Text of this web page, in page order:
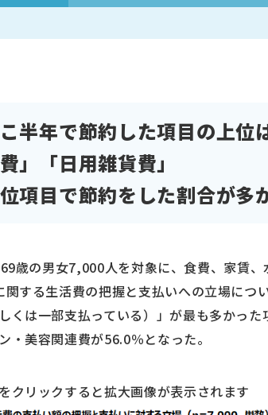
半年で節約した項目の上
」「日用雑貨費」
項目で節約をした割合が
歳の男女7,000人を対象に、食費、家賃
関する生活費の把握と支払いへの立場につ
くは一部支払っている）」が最も多かっ
・美容関連費が56.0％となった。
クリックすると拡大画像が表示されます